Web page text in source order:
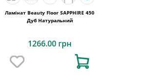
Ламінат Beauty Floor SAPPHIRE 450
Дуб Натуральний
1266.00 грн